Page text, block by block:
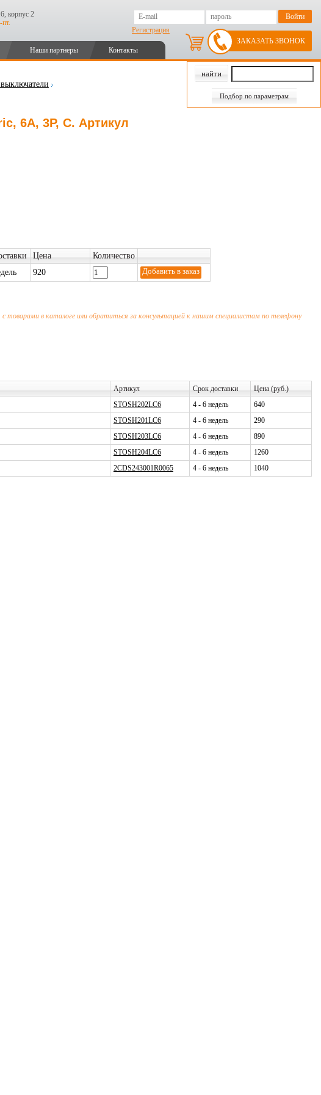
корпус 2
Регистрация
Наши партнеры Контакты
ЗАКАЗАТЬ ЗВОНОК
Подбор по параметрам
6А, 3P, C. Артикул
Цена
Количество
920
в каталоге или обратиться за консультацией к нашим специалистам по телефону
Артикул Срок доставки
Цена (руб.)
STOSH202LC6 4 - 6 недель
640
STOSH201LC6 4 - 6 недель
290
STOSH203LC6 4 - 6 недель
890
STOSH204LC6 4 - 6 недель
1260
2CDS243001R0065 4 - 6 недель 1040